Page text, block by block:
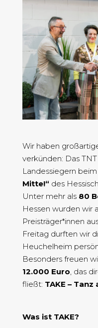
Wir haben
verkünden: Das
Landessiegern beim
Mitte!“ des
Unter mehr als 80
Hessen wurden wir
Preisträger*innen
Freitag durften wir
Heuchelheim
Besonders freuen
12.000 Euro , das
fließt: TAKE –
Was ist TAKE?